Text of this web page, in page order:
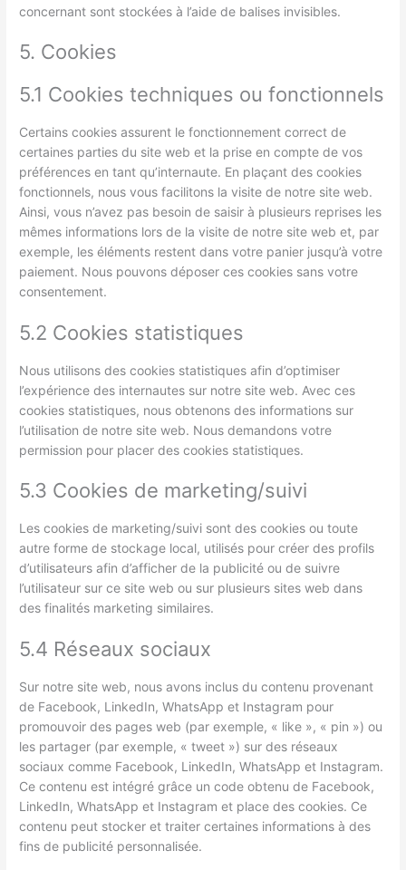
concernant sont stockées à l’aide de balises invisibles.
5. Cookies
5.1 Cookies techniques ou fonctionnels
Certains cookies assurent le fonctionnement correct de
certaines parties du site web et la prise en compte de vos
préférences en tant qu’internaute. En plaçant des cookies
fonctionnels, nous vous facilitons la visite de notre site web.
Ainsi, vous n’avez pas besoin de saisir à plusieurs reprises les
mêmes informations lors de la visite de notre site web et, par
exemple, les éléments restent dans votre panier jusqu’à votre
paiement. Nous pouvons déposer ces cookies sans votre
consentement.
5.2 Cookies statistiques
Nous utilisons des cookies statistiques afin d’optimiser
l’expérience des internautes sur notre site web. Avec ces
cookies statistiques, nous obtenons des informations sur
l’utilisation de notre site web. Nous demandons votre
permission pour placer des cookies statistiques.
5.3 Cookies de marketing/suivi
Les cookies de marketing/suivi sont des cookies ou toute
autre forme de stockage local, utilisés pour créer des profils
d’utilisateurs afin d’afficher de la publicité ou de suivre
l’utilisateur sur ce site web ou sur plusieurs sites web dans
des finalités marketing similaires.
5.4 Réseaux sociaux
Sur notre site web, nous avons inclus du contenu provenant
de Facebook, LinkedIn, WhatsApp et Instagram pour
promouvoir des pages web (par exemple, « like », « pin ») ou
les partager (par exemple, « tweet ») sur des réseaux
sociaux comme Facebook, LinkedIn, WhatsApp et Instagram.
Ce contenu est intégré grâce un code obtenu de Facebook,
LinkedIn, WhatsApp et Instagram et place des cookies. Ce
contenu peut stocker et traiter certaines informations à des
fins de publicité personnalisée.